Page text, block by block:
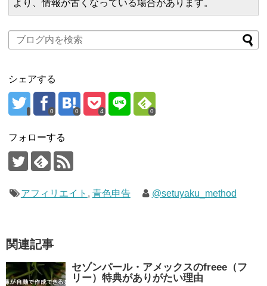
より、情報が古くなっている場合があります。
シェアする
0 0 4 0
フォローする
アフィリエイト , 青色申告 @setuyaku_method
関連記事
セゾンパール・アメックスのfreee（フ
リー）特典がありがたい理由